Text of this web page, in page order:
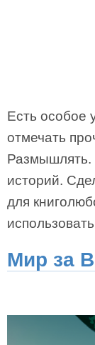
Есть особое
отмечать
Размышлять.
историй.
для
Мир за